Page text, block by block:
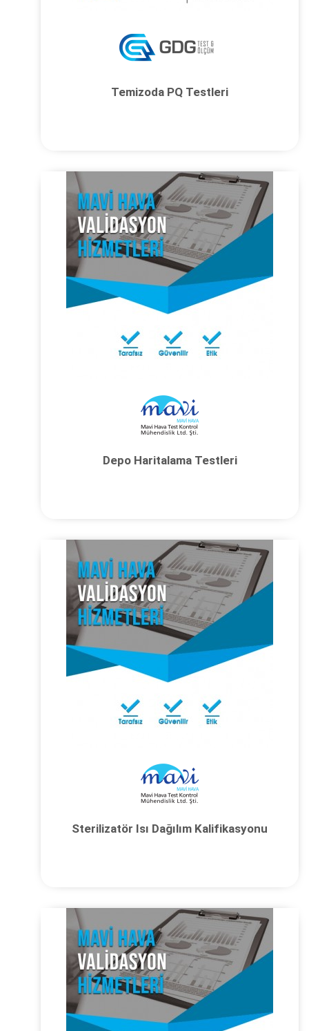
Temizoda PQ Testleri
Depo Haritalama Testleri
Sterilizatör Isı Dağılım Kalifikasyonu